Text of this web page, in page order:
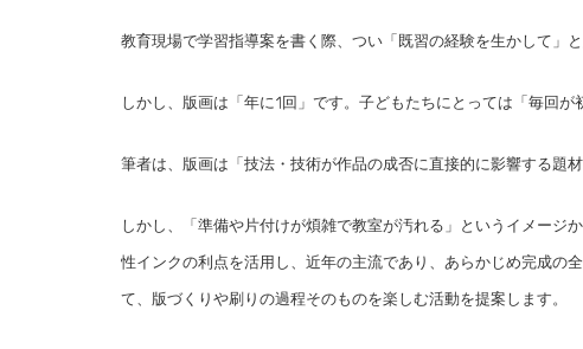
教育現場で学習指導案を書く際、つい「既習の経験を生かして」
しかし、版画は「年に1回」です。子どもたちにとっては「毎回が
筆者は、版画は「技法・技術が作品の成否に直接的に影響する題
しかし、「準備や片付けが煩雑で教室が汚れる」というイメージ
性インクの利点を活用し、近年の主流であり、あらかじめ完成の
て、版づくりや刷りの過程そのものを楽しむ活動を提案します。